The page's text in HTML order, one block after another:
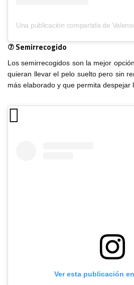
⑦ Semirrecogido
Los semirrecogidos son la mejor
quieran llevar el pelo suelto pero sin
más elaborado y que permita despejar
Ver esta publicación